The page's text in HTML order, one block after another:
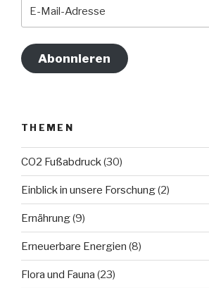
Mail-
Abonnieren
THEMEN
CO2 Fußabdruck(30)
Einblick in unsere Forschung(2)
Ernährung(9)
Erneuerbare Energien (8)
Flora und Fauna (23)